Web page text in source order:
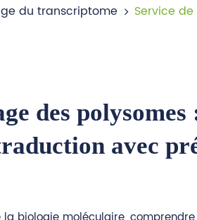
du transcriptome Service
des
avec